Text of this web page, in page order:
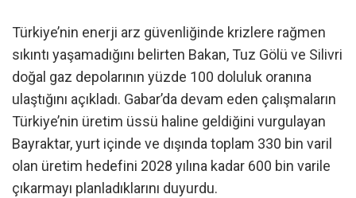
Türkiye’nin enerji arz güvenliğinde krizlere rağmen
sıkıntı yaşamadığını belirten Bakan, Tuz Gölü ve Silivri
doğal gaz depolarının yüzde 100 doluluk oranına
ulaştığını açıkladı. Gabar’da devam eden çalışmaların
Türkiye’nin üretim üssü haline geldiğini vurgulayan
Bayraktar, yurt içinde ve dışında toplam 330 bin varil
olan üretim hedefini 2028 yılına kadar 600 bin varile
çıkarmayı planladıklarını duyurdu.